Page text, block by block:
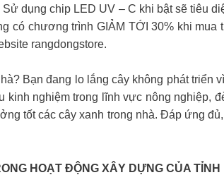
dụng chip LED UV – C khi bật sẽ tiêu
có chương trình GIẢM TỚI 30% khi mua
rangdongstore.
Bạn đang lo lắng cây không phát triển
nghiệm trong lĩnh vực nông nghiệp,
tốt các cây xanh trong nhà. Đáp ứng
HOẠT ĐỘNG XÂY DỰNG CỦA TỈNH